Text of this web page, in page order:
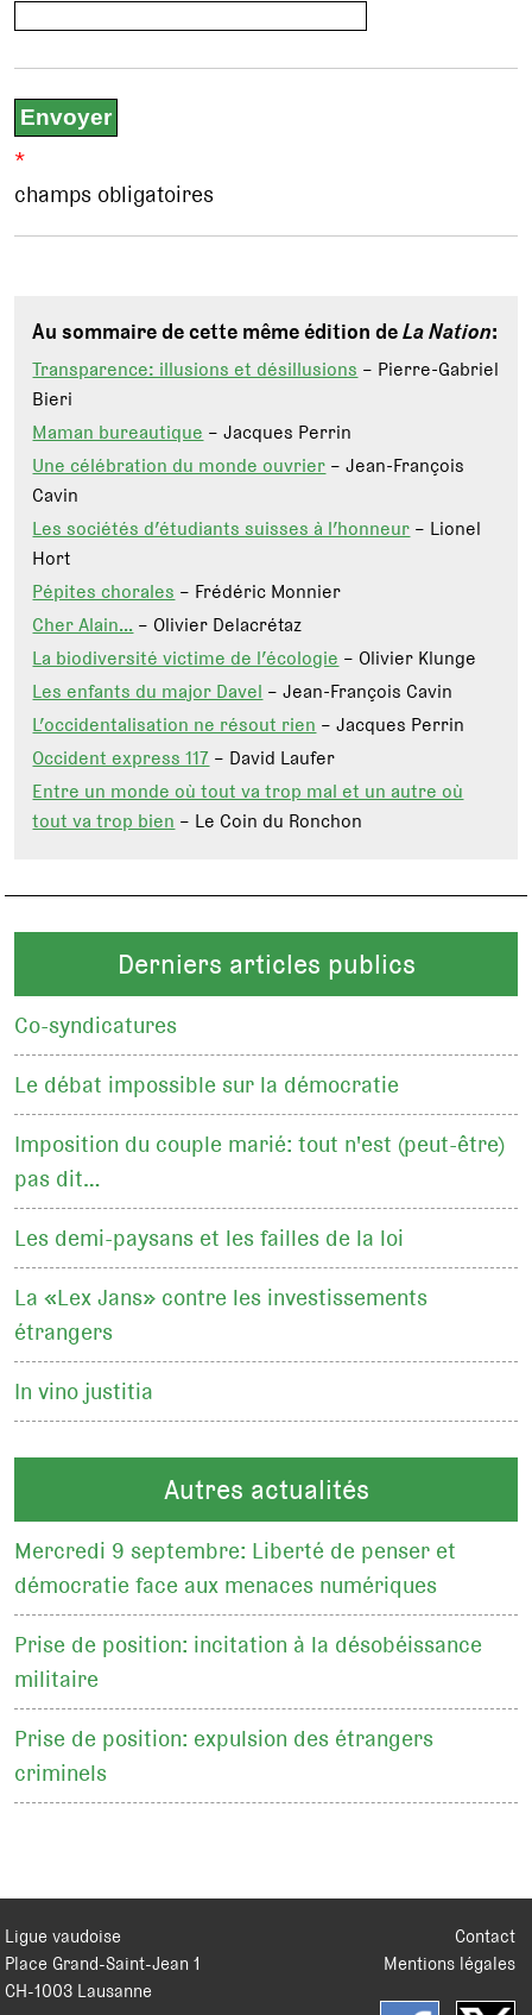
*
champs obligatoires
Au sommaire de cette même édition deLa Nation:
Transparence: illusions et désillusions– Pierre-Gabriel
Bieri
Maman bureautique– Jacques Perrin
Une célébration du monde ouvrier– Jean-François
Cavin
Les sociétés d’étudiants suisses à l’honneur– Lionel
Hort
Pépites chorales– Frédéric Monnier
Cher Alain…– Olivier Delacrétaz
La biodiversité victime de l’écologie– Olivier Klunge
Les enfants du major Davel– Jean-François Cavin
L’occidentalisation ne résout rien– Jacques Perrin
Occident express 117– David Laufer
Entre un monde où tout va trop mal et un autre où
tout va trop bien– Le Coin du Ronchon
Derniers articles publics
Co-syndicatures
Le débat impossible sur la démocratie
Imposition du couple marié: tout n'est (peut-être)
pas dit…
Les demi-paysans et les failles de la loi
La «Lex Jans» contre les investissements
étrangers
In vino justitia
Autres actualités
Mercredi 9 septembre: Liberté de penser et
démocratie face aux menaces numériques
Prise de position: incitation à la désobéissance
militaire
Prise de position: expulsion des étrangers
criminels
Contact
Mentions légales
Ligue vaudoise
Place Grand-Saint-Jean 1
CH-1003 Lausanne